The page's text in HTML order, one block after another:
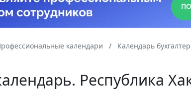
календари Календарь
Республика